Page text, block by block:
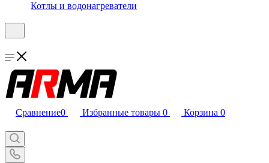
Котлы и водонагреватели
Сравнение0 Избранные товары 0 Корзина 0